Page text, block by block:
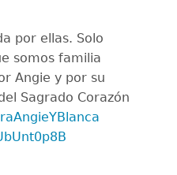
por ellas. Solo
somos familia
Angie y por su
Sagrado Corazón